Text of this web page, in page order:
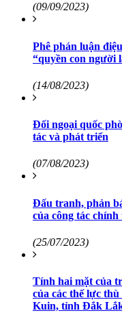
(09/09/2023)
Phê phán luận
“quyền con người
(14/08/2023)
Đối ngoại quốc
tác và phát triển
(07/08/2023)
Đấu tranh, phản
của công tác
(25/07/2023)
Tính hai mặt của
của các thế lực
Kuin, tỉnh Đắk